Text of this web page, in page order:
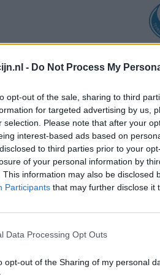
- Do Not Process My
opt-out of the sale, sharing to third
for targeted advertising by us,
selection. Please note that after your
interest-based ads based on
to third parties prior to your
of your personal information by
This information may also be disclosed
Participants that may further disclose it
Data Processing Opt Outs
opt-out of the Sharing of my personal
Hoeveelheid bijwerkingen
maand
)
2
Ease. Jammer genoeg niet in
vindt je als je zoekt Inject-